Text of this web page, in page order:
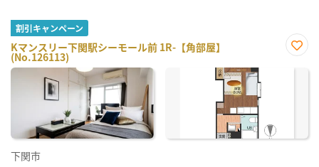
割引キャンペーン
Kマンスリー下関駅シーモール前 1R-【角部屋】
(No.126113)
に入
下関市